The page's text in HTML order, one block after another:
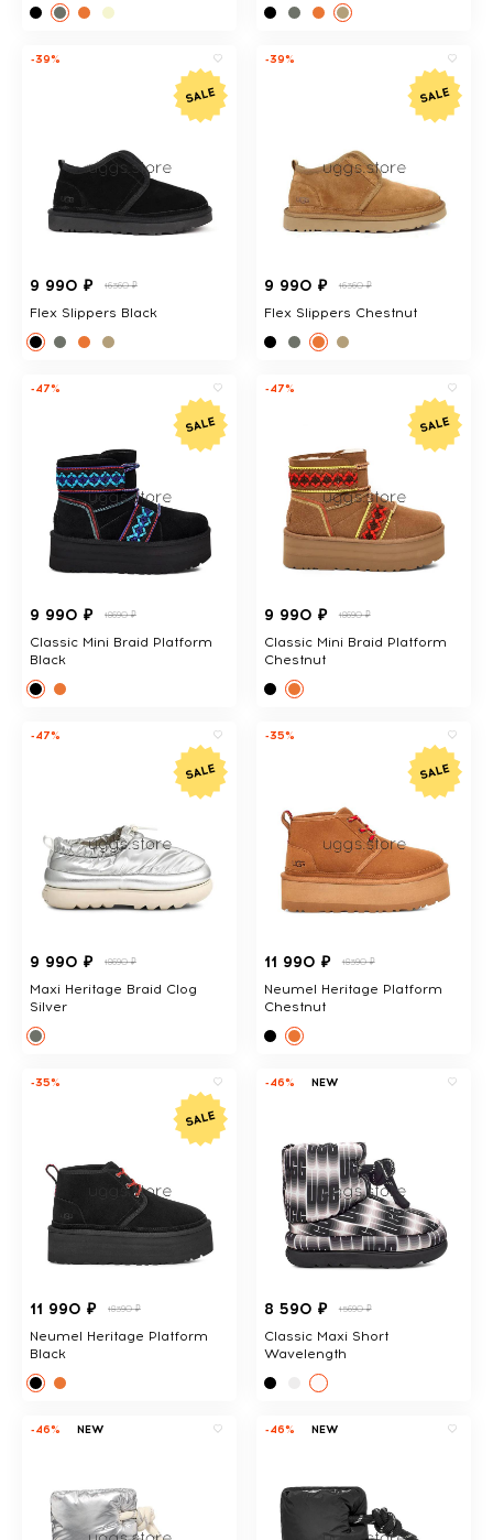
-39%
9 990 ₽ 16360 ₽
Flex Slippers Black
-39%
9 990 ₽ 16360 ₽
Flex Slippers Chestnut
-47%
9 990 ₽ 18690 ₽
Classic Mini Braid Platform
Black
-47%
9 990 ₽ 18690 ₽
Classic Mini Braid Platform
Chestnut
-47%
9 990 ₽ 18690 ₽
Maxi Heritage Braid Clog
Silver
-35%
11 990 ₽ 18390 ₽
Neumel Heritage Platform
Chestnut
-35%
11 990 ₽ 18390 ₽
Neumel Heritage Platform
Black
-46% NEW
8 590 ₽ 15690 ₽
Classic Maxi Short
Wavelength
-46% NEW -46% NEW